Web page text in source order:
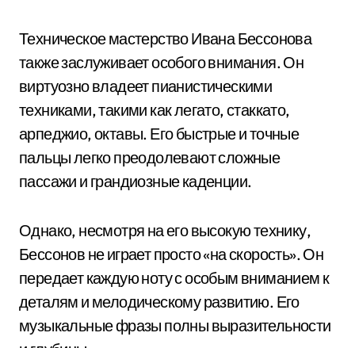
Техническое мастерство Ивана Бессонова
также заслуживает особого внимания. Он
виртуозно владеет пианистическими
техниками, такими как легато, стаккато,
арпеджио, октавы. Его быстрые и точные
пальцы легко преодолевают сложные
пассажи и грандиозные каденции.
Однако, несмотря на его высокую технику,
Бессонов не играет просто «на скорость». Он
передает каждую ноту с особым вниманием к
деталям и мелодическому развитию. Его
музыкальные фразы полны выразительности